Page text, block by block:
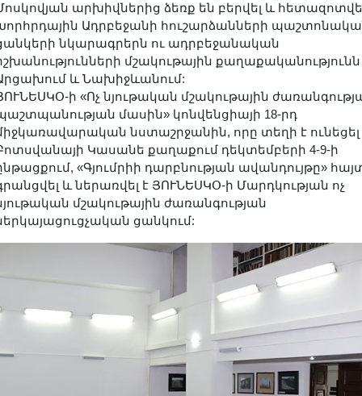
արխիվներից ձեռք են բերվել և
Ադրբեջանի հուշարձանների
նկարագրերն ու ադրբեջանական
մշակութային քաղաքականությունն
և Նախիջևանում:
ի «Ոչ նյութական մշակութային
մասին» կոնվենցիայի 18-րդ
նստաշրջանին, որը տեղի է ունեցել
Կասանե քաղաքում դեկտեմբերի 4-9-ի
«Գյումրիի դարբնության ավանդույթը»
և ներառվել է ՅՈՒՆԵՍԿՕ-ի Մարդկության ոչ
մշակութային ժառանգության
ցանկում: